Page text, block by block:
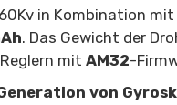
in Kombination mit
. Das Gewicht der
mit AM32-
von